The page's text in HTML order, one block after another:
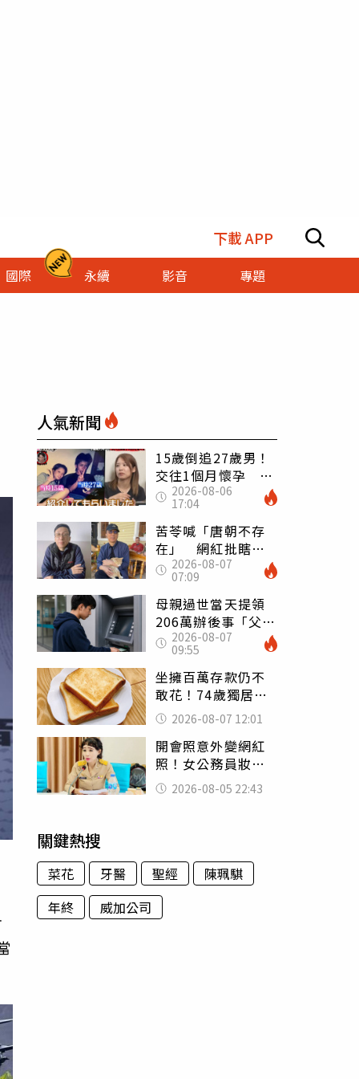
下載 APP
國際 永續 影音 專題
人氣新聞
15歲倒追27歲男！
交往1個月懷孕 36
歲當阿嬤故事曝光
2026-08-06
17:04
苦苓喊「唐朝不存
在」 網紅批瞎編
歷史：李白、杜甫
用鮮卑文寫詩？
2026-08-07
07:09
母親過世當天提領
206萬辦後事「父子
遭判刑」 律師：
搶錢先下手是罪
2026-08-07
09:55
坐擁百萬存款仍不
敢花！74歲獨居翁
「1餐只吃1片吐
司」 半年後暴瘦
嚇壞女兒
2026-08-07 12:01
開會照意外變網紅
照！女公務員妝容
掀2千則留言 本人
怒嗆：化妝有錯嗎
2026-08-05 22:43
關鍵熱搜
菜花 牙醫 聖經
陳珮騏
年終
威加公司